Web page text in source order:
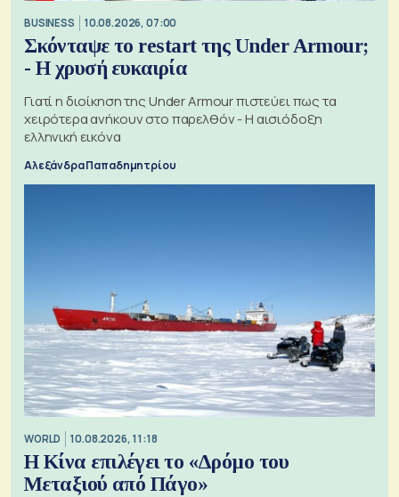
BUSINESS 10.08.2026, 07:00
Σκόνταψε το restart της Under Armour;
- Η χρυσή ευκαιρία
Γιατί η διοίκηση της Under Armour πιστεύει πως τα
χειρότερα ανήκουν στο παρελθόν - Η αισιόδοξη
ελληνική εικόνα
Αλεξάνδρα Παπαδημητρίου
WORLD 10.08.2026, 11:18
Η Κίνα επιλέγει το «Δρόμο του
Μεταξιού από Πάγο»